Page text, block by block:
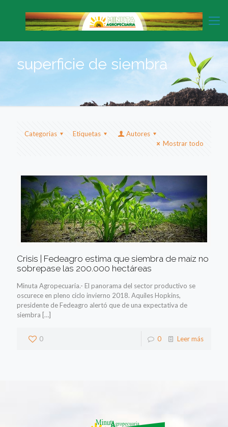
superficie de siembra
Categorias Etiquetas
Autores
Mostrar todo
Crisis | Fedeagro estima que siembra de maíz no
sobrepase las 200.000 hectáreas
Minuta Agropecuaria.- El panorama del sector productivo se
oscurece en pleno ciclo invierno 2018. Aquíles Hopkins,
presidente de Fedeagro alertó que de una expectativa de
siembra […]
0 0 Leer más